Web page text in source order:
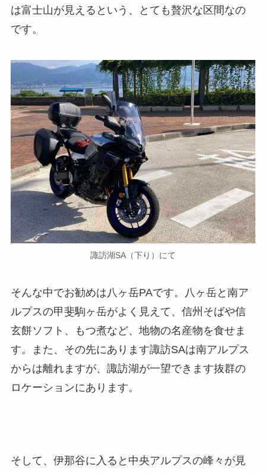
は富士山が見えるという、とても贅沢な区間なの
です。
諏訪湖SA（下り）にて
そんな中でお勧めは八ヶ岳PAです。八ヶ岳と南ア
ルプスの甲斐駒ヶ岳がよく見えて、信州そばや信
玄餅ソフト、もつ煮など、地物の名産物を食せま
す。また、その先にあります諏訪SAは南アルプス
からは離れますが、諏訪湖が一望できます抜群の
ロケーションにあります。
そして、伊那谷に入ると中央アルプスの峰々が見